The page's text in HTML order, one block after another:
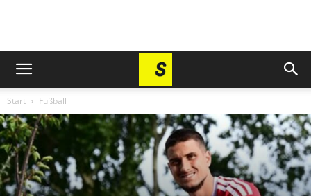
Start Fußball